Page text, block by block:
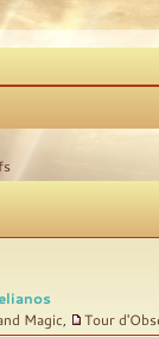
Magic Tour